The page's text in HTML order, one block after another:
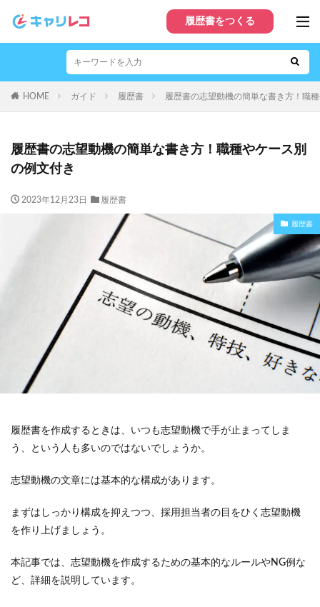
履歴書をつくる
HOME ガイド 履歴書 履歴書の志望動機の簡単な書き方！職
履歴書の志望動機の簡単な書き方！職種やケース別
の例文付き
2023年12月23日 履歴書
履歴書
履歴書を作成するときは、いつも志望動機で手が止まってしま
う、という人も多いのではないでしょうか。
志望動機の文章には基本的な構成があります。
まずはしっかり構成を抑えつつ、採用担当者の目をひく志望動機
を作り上げましょう。
本記事では、志望動機を作成するための基本的なルールやNG例な
ど、詳細を説明しています。